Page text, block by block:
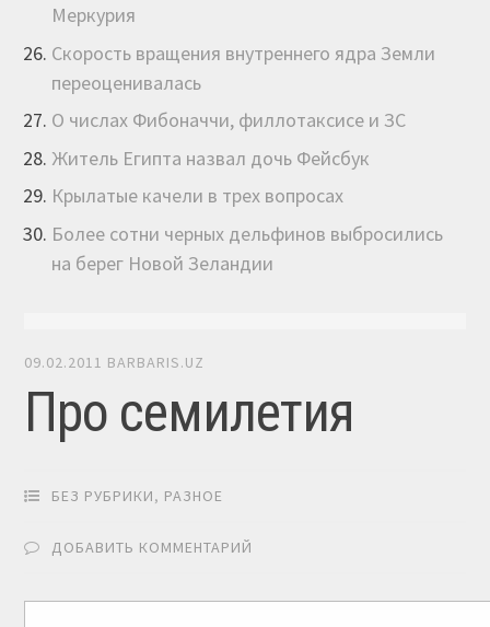
Меркурия
Скорость вращения внутреннего ядра Земли
переоценивалась
О числах Фибоначчи, филлотаксисе и ЗС
Житель Египта назвал дочь Фейсбук
Крылатые качели в трех вопросах
Более сотни черных дельфинов выбросились
на берег Новой Зеландии
09.02.2011 BARBARIS.UZ
Про семилетия
БЕЗ РУБРИКИ, РАЗНОЕ
ДОБАВИТЬ КОММЕНТАРИЙ